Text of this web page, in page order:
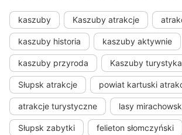
kaszuby Kaszuby atrakcje
kaszuby historia kaszuby aktywnie
kaszuby przyroda Kaszuby turystyka
Słupsk atrakcje powiat kartuski
atrakcje turystyczne lasy
Słupsk zabytki felieton słomczyński